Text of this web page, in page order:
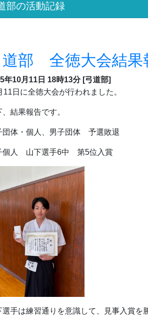
部の活動記録
道部 全徳大会結果
年10月11日 18時13分 [弓道部]
11日に全徳大会が行われました。
、結果報告です。
団体・個人、男子団体 予選敗退
個人 山下選手6中 第5位入賞
選手は練習通りを意識して、見事入賞を